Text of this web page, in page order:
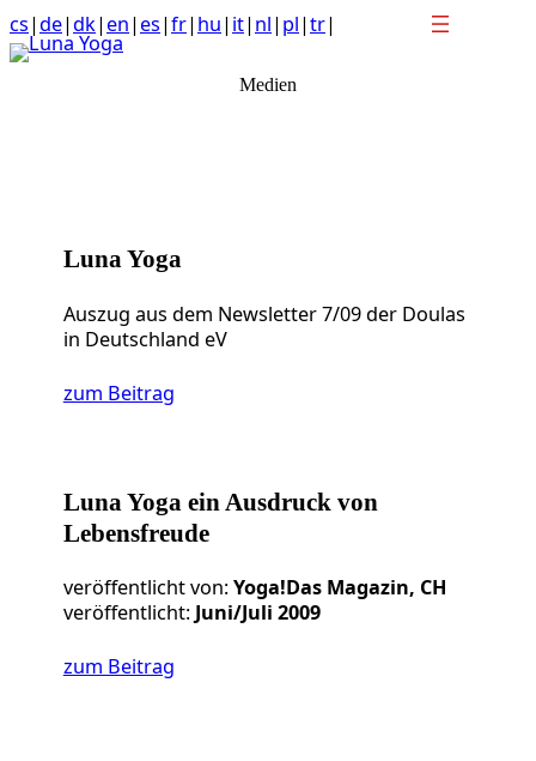
Anchor
link
to
Zum
Inhalt
springen
cs|de|dk| en| es|fr| hu| it| nl| pl|tr|
Medien
Luna Yoga
Auszug aus dem Newsletter 7/09 der Doulas
in Deutschland eV
zum Beitrag
Luna Yoga ein Ausdruck von
Lebensfreude
veröffentlicht von:Yoga!Das Magazin, CH
veröffentlicht: Juni/Juli 2009
zum Beitrag